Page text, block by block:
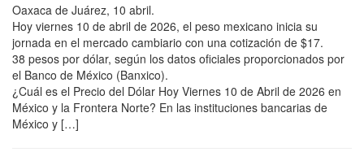
Oaxaca de Juárez, 10 abril.
Hoy viernes 10 de abril de 2026, el peso mexicano inicia su
jornada en el mercado cambiario con una cotización de $17.
38 pesos por dólar, según los datos oficiales proporcionados por
el Banco de México (Banxico).
¿Cuál es el Precio del Dólar Hoy Viernes 10 de Abril de 2026 en
México y la Frontera Norte? En las instituciones bancarias de
México y […]